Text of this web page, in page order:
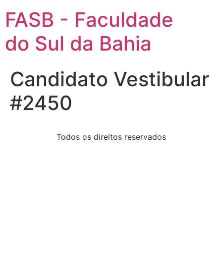
FASB - Faculdade
do Sul da Bahia
Candidato Vestibular
#2450
Todos os direitos reservados